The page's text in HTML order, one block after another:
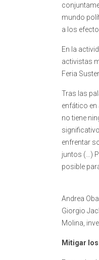
mundo
a los
En la
activistas
Feria
Tras las
enfático
no tiene
enfrentar
juntos (…)
posible
Andrea
Giorgio
Molina,
Mitigar